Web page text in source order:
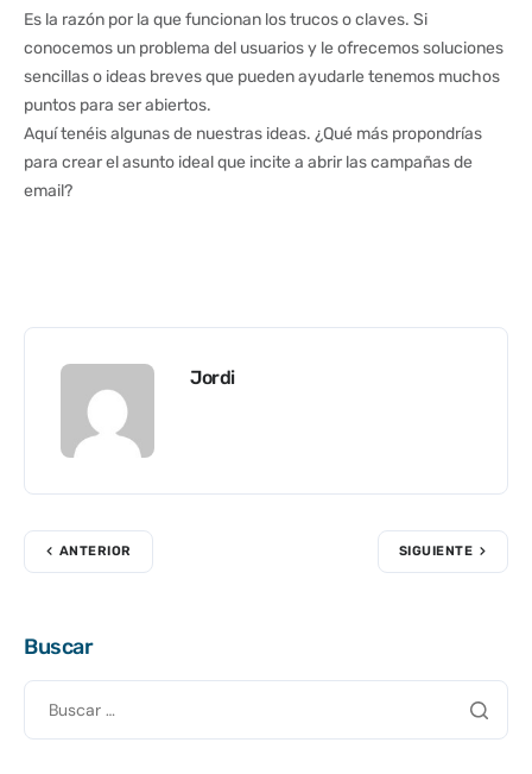
Es la razón por la que funcionan los trucos o claves. Si
conocemos un problema del usuarios y le ofrecemos soluciones
sencillas o ideas breves que pueden ayudarle tenemos muchos
puntos para ser abiertos.
Aquí tenéis algunas de nuestras ideas. ¿Qué más propondrías
para crear el asunto ideal que incite a abrir las campañas de
email?
Jordi
ANTERIOR SIGUIENTE
Buscar